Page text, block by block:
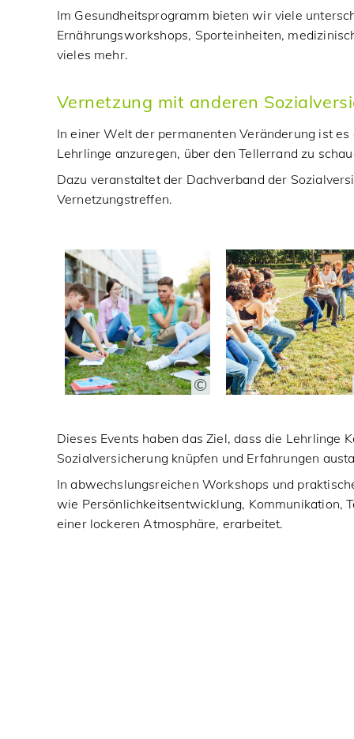
Im Gesundheitsprogramm bieten wir viele
Ernährungsworkshops, Sporteinheiten,
vieles mehr.
Vernetzung mit anderen
In einer Welt der permanenten Veränderung ist
Lehrlinge anzuregen, über den Tellerrand zu
Dazu veranstaltet der Dachverband der
Vernetzungstreffen.
Dieses Events haben das Ziel, dass die Lehrlinge
Sozialversicherung knüpfen und Erfahrungen
In abwechslungsreichen Workshops und
wie Persönlichkeitsentwicklung, Kommunikation,
einer lockeren Atmosphäre, erarbeitet.